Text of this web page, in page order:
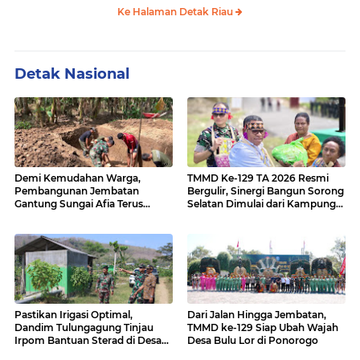
Ke Halaman Detak Riau
Detak Nasional
Demi Kemudahan Warga,
Pembangunan Jembatan
Gantung Sungai Afia Terus
TMMD Ke-129 TA 2026 Resmi
Bergulir, Sinergi Bangun Sorong
Selatan Dimulai dari Kampung
Pastikan Irigasi Optimal,
Dandim Tulungagung Tinjau
Irpom Bantuan Sterad di Desa
Dari Jalan Hingga Jembatan,
TMMD ke-129 Siap Ubah Wajah
Desa Bulu Lor di Ponorogo